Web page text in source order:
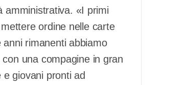
amministrativa. «I primi
ordine nelle carte
rimanenti abbiamo
una compagine in gran
giovani pronti ad